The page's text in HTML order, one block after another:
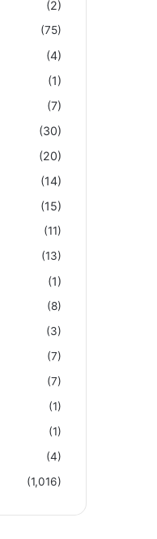
(2)
(75)
(4)
(1)
(7)
(30)
(20)
(14)
(15)
(11)
(13)
(1)
(8)
(3)
(7)
(7)
(1)
(1)
(4)
(1,016)